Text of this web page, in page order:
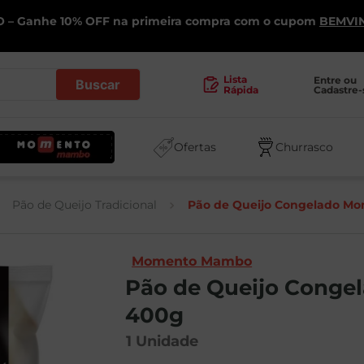
– Ganhe 10% OFF na primeira compra com o cupom
Lista
Rápida
Entre ou
Cadastre-
Ofertas Churrasco
Pão de Queijo Tradicional Pão de Queijo Congelado
Momento Mambo
Pão de Queijo
400g
1 Unidade